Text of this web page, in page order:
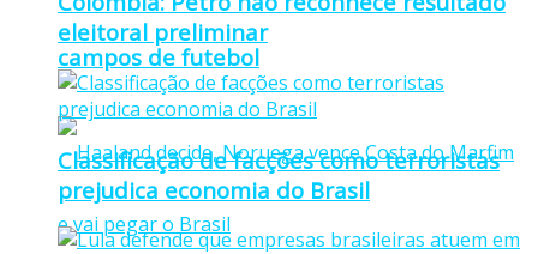
campos de futebol
eleitoral preliminar
Classificação de facções como terroristas
prejudica economia do Brasil